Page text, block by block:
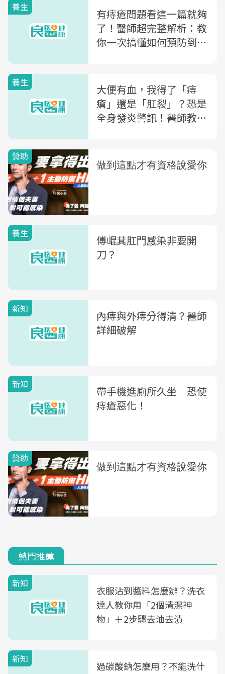
養生
有痔瘡問題看這一篇就夠
了！醫師超完整解析：教
你一次搞懂如何預防到治
養生
大便有血，我得了「痔
瘡」還是「肛裂」？恐是
全身發炎警訊！醫師教你
養生
傅崐萁肛門感染非要開
刀？
新知
內痔與外痔分得清？醫師
詳細破解
新知
帶手機進廁所久坐 恐使
痔瘡惡化！
熱門推薦
新知
衣服沾到醬料怎麼辦？洗衣
達人教你用「2個清潔神
物」＋2步驟去油去漬
新知
過碳酸鈉怎麼用？不能洗什